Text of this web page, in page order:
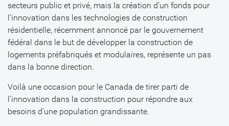
secteurs public et privé, mais la création d’un fonds pour
l’innovation dans les technologies de construction
résidentielle, récemment annoncé par le gouvernement
fédéral dans le but de développer la construction de
logements préfabriqués et modulaires, représente un pas
dans la bonne direction.
Voilà une occasion pour le Canada de tirer parti de
l’innovation dans la construction pour répondre aux
besoins d’une population grandissante.